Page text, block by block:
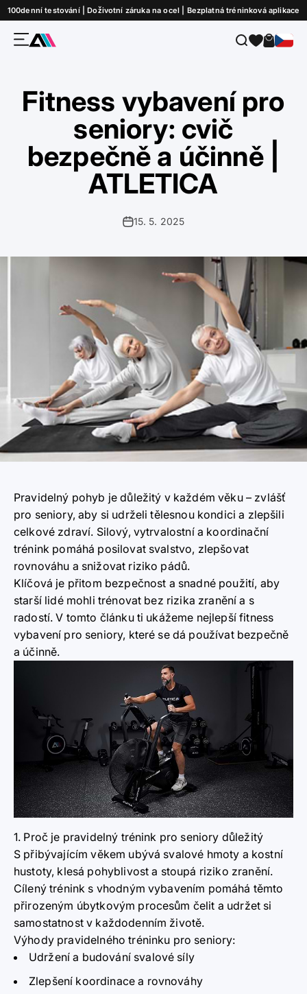
Přejít na obsah
100denní testování | Doživotní záruka na ocel | Bezplatná tréninková aplikace
Nabídka
ATLETICA HledatKošík
Fitness vybavení pro
seniory: cvič
bezpečně a účinně |
ATLETICA
15. 5. 2025
Pravidelný pohyb je důležitý v každém věku – zvlášť
pro seniory, aby si udrželi tělesnou kondici a zlepšili
celkové zdraví. Silový, vytrvalostní a koordinační
trénink pomáhá posilovat svalstvo, zlepšovat
rovnováhu a snižovat riziko pádů.
Klíčová je přitom bezpečnost a snadné použití, aby
starší lidé mohli trénovat bez rizika zranění a s
radostí. V tomto článku ti ukážeme nejlepší fitness
vybavení pro seniory, které se dá používat bezpečně
a účinně.
1. Proč je pravidelný trénink pro seniory důležitý
S přibývajícím věkem ubývá svalové hmoty a kostní
hustoty, klesá pohyblivost a stoupá riziko zranění.
Cílený trénink s vhodným vybavením pomáhá těmto
přirozeným úbytkovým procesům čelit a udržet si
samostatnost v každodenním životě.
Výhody pravidelného tréninku pro seniory:
Udržení a budování svalové síly
Zlepšení koordinace a rovnováhy